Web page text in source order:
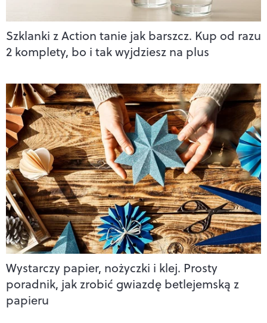
Szklanki z Action tanie jak barszcz. Kup od razu
2 komplety, bo i tak wyjdziesz na plus
Wystarczy papier, nożyczki i klej. Prosty
poradnik, jak zrobić gwiazdę betlejemską z
papieru